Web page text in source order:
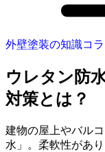
外壁塗装の知識コラ
ウレタン防
対策とは？
建物の屋上やバル
水」。柔軟性があ